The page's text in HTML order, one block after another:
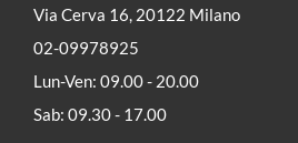
Via Cerva 16, 20122 Milano
02-09978925
Lun-Ven: 09.00 - 20.00
Sab: 09.30 - 17.00